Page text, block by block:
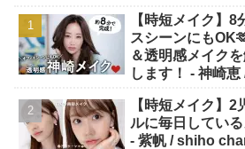
【時短メイク】8
スシーンにも
＆透明感メイク
します！ - 神崎
【時短メイク】
ルに毎日してい
- 紫帆 / shiho